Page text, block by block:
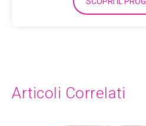
Articoli Correlati